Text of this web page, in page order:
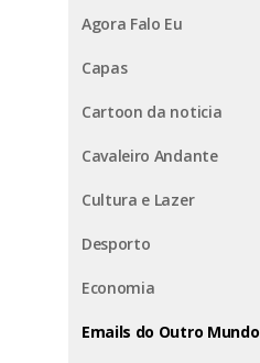
Agora Falo Eu
Capas
Cartoon da noticia
Cavaleiro Andante
Cultura e Lazer
Desporto
Economia
Emails do Outro Mundo